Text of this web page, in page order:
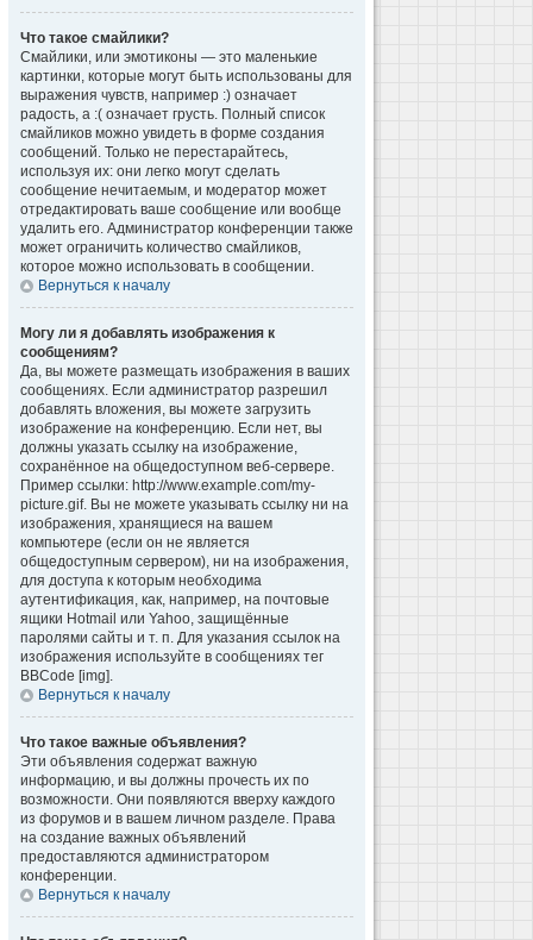
Что такое смайлики?
Смайлики, или эмотиконы — это маленькие
картинки, которые могут быть использованы для
выражения чувств, например :) означает
радость, а :( означает грусть. Полный список
смайликов можно увидеть в форме создания
сообщений. Только не перестарайтесь,
используя их: они легко могут сделать
сообщение нечитаемым, и модератор может
отредактировать ваше сообщение или вообще
удалить его. Администратор конференции также
может ограничить количество смайликов,
которое можно использовать в сообщении.
Вернуться к началу
Могу ли я добавлять изображения к
сообщениям?
Да, вы можете размещать изображения в ваших
сообщениях. Если администратор разрешил
добавлять вложения, вы можете загрузить
изображение на конференцию. Если нет, вы
должны указать ссылку на изображение,
сохранённое на общедоступном веб-сервере.
Пример ссылки: http://www.example.com/my-
picture.gif. Вы не можете указывать ссылку ни на
изображения, хранящиеся на вашем
компьютере (если он не является
общедоступным сервером), ни на изображения,
для доступа к которым необходима
аутентификация, как, например, на почтовые
ящики Hotmail или Yahoo, защищённые
паролями сайты и т. п. Для указания ссылок на
изображения используйте в сообщениях тег
BBCode [img].
Вернуться к началу
Что такое важные объявления?
Эти объявления содержат важную
информацию, и вы должны прочесть их по
возможности. Они появляются вверху каждого
из форумов и в вашем личном разделе. Права
на создание важных объявлений
предоставляются администратором
конференции.
Вернуться к началу